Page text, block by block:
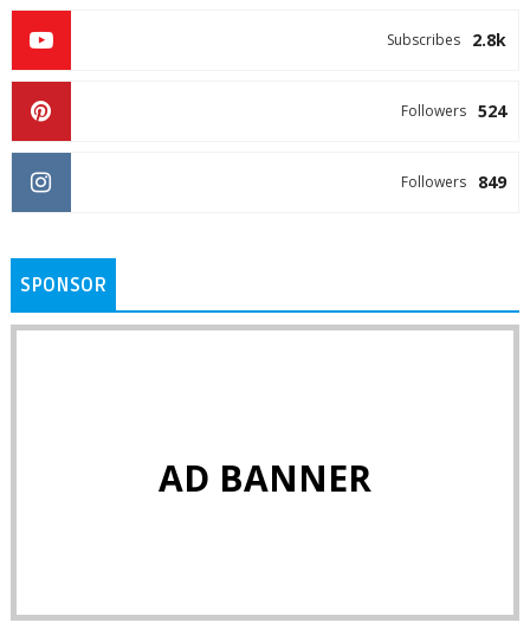
2.8k
Subscribes
524
Followers
849
Followers
SPONSOR
AD BANNER